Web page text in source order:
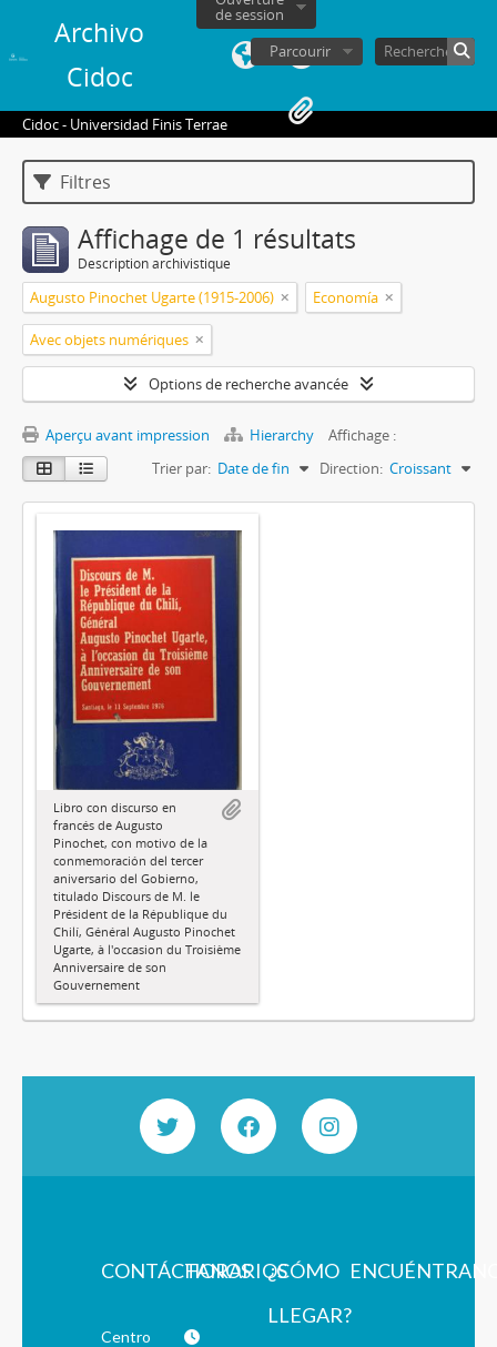
Archivo
Cidoc
de session
Parcourir
Cidoc - Universidad Finis Terrae
Filtres
Affichage de 1 résultats
Description archivistique
Augusto Pinochet Ugarte (1915-2006) Economía
Avec objets numériques
Options de recherche avancée
Aperçu avant impression Hierarchy
Affichage :
Trier par: Date de fin Direction: Croissant
Libro con discurso en
francés de Augusto
Pinochet, con motivo de la
conmemoración del tercer
aniversario del Gobierno,
titulado Discours de M. le
Président de la République du
Chilí, Général Augusto Pinochet
Ugarte, à l'occasion du Troisième
Anniversaire de son
Gouvernement
CONTÁCTANOS
Centro
HORARIOS¿CÓMO
LLEGAR?